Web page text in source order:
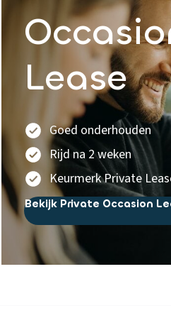
Lease
Goed onderhouden
Rijd na 2 weken
Keurmerk Private
Bekijk Private Occasion